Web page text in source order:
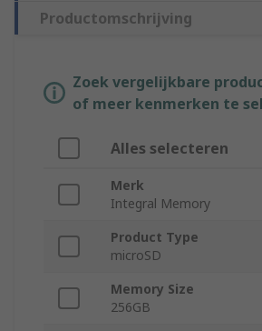
Productomschrijving
Zoek vergelijkbare
of meer kenmerken te
Alles selecteren
Merk
Integral Memory
Product Type
microSD
Memory Size
256GB